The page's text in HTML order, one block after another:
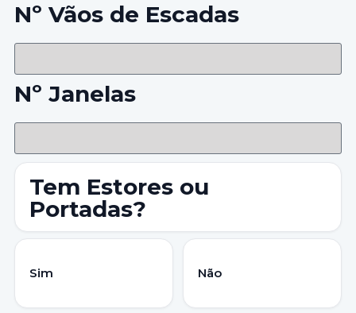
Nº Vãos de Escadas
Nº Janelas
Tem Estores ou
Portadas?
Sim Não